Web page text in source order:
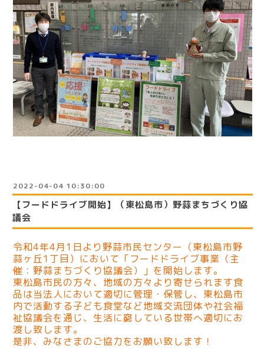
2022-04-04 10:30:00
【フードドライブ開始】（東松島市）野蒜まちづくり協
議会
令和4年4月1日より野蒜市民センター（東松島市野
蒜ヶ丘1丁目）において「フードドライブ事業（主
催：野蒜まちづくり協議会）」を開始します。
東松島市民の方々、地域の方々より寄せられます食
品は当法人において適切に管理・保管し、東松島市
内で活動する子ども食堂など地域交流団体や社会福
祉協議会を通じ、生活に窮している世帯へ適切にお
渡し致します。
是非、みなさまのご協力をお願い致します！